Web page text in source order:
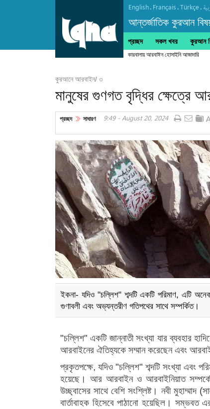
English. Français.Türkçe.
আন্তর্জাতিক কুরআন
প্রচ্ছদ সকল খবর কুরআন
কারবালায় আরবাঈন হোসাইনি আজাদারি
কুরআনে আরবাইন/ ৩
মানুষের গুণগত বৃদ্ধির ক্ষেত্রে
প্রচ্ছদ সাধারণ 9:49 - August 20, 2024
ইকনা- যদিও "চল্লিশ" শব্দটি একটি পরিমাণ, এটি
গুণাবলী এবং অভ্যন্তরীণ গতিপথের সাথে সম্পর্কিত।
"চল্লিশ"একটি জান্নাতী সংখ্যা যার ব্যবহার
আরবাইনের ঐতিহ্যকে সম্মান করেছেন এবং
প্রকৃতপক্ষে,যদিও "চল্লিশ"শব্দটি সংখ্যা এবং
হয়েছে। আর আরবাইন ও আরবাইনিয়াত
উচ্ছ্বাসের সাথে বেশি সংশ্লিষ্ট। নবী মুহাম্মাদ(
বার্তাবাহক হিসেবে পাঠানো হয়েছিল। সম্ভবত